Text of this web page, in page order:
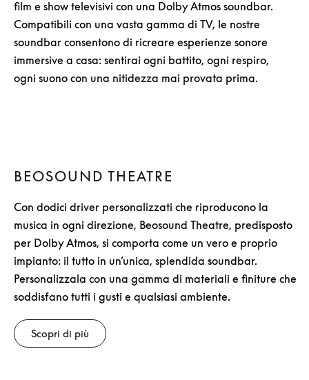
film e show televisivi con una Dolby Atmos soundbar.
Compatibili con una vasta gamma di TV, le nostre
soundbar consentono di ricreare esperienze sonore
immersive a casa: sentirai ogni battito, ogni respiro,
ogni suono con una nitidezza mai provata prima.
BEOSOUND THEATRE
Con dodici driver personalizzati che riproducono la
musica in ogni direzione, Beosound Theatre, predisposto
per Dolby Atmos, si comporta come un vero e proprio
impianto: il tutto in un’unica, splendida soundbar.
Personalizzala con una gamma di materiali e finiture che
soddisfano tutti i gusti e qualsiasi ambiente.
Scopri di più